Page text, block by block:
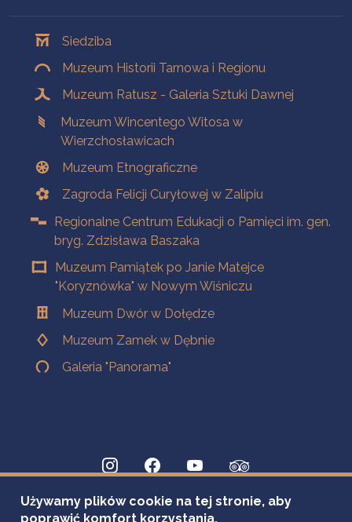
Siedziba
Muzeum Historii Tarnowa i Regionu
Muzeum Ratusz - Galeria Sztuki Dawnej
Muzeum Wincentego Witosa w
Wierzchosławicach
Muzeum Etnograficzne
Zagroda Felicji Curyłowej w Zalipiu
Regionalne Centrum Edukacji o Pamięci im. gen.
bryg. Zdzisława Baszaka
Muzeum Pamiątek po Janie Matejce
"Koryznówka" w Nowym Wiśniczu
Muzeum Dwór w Dołędze
Muzeum Zamek w Dębnie
Galeria "Panorama"
Używamy plików cookie na tej stronie, aby
poprawić komfort korzystania.